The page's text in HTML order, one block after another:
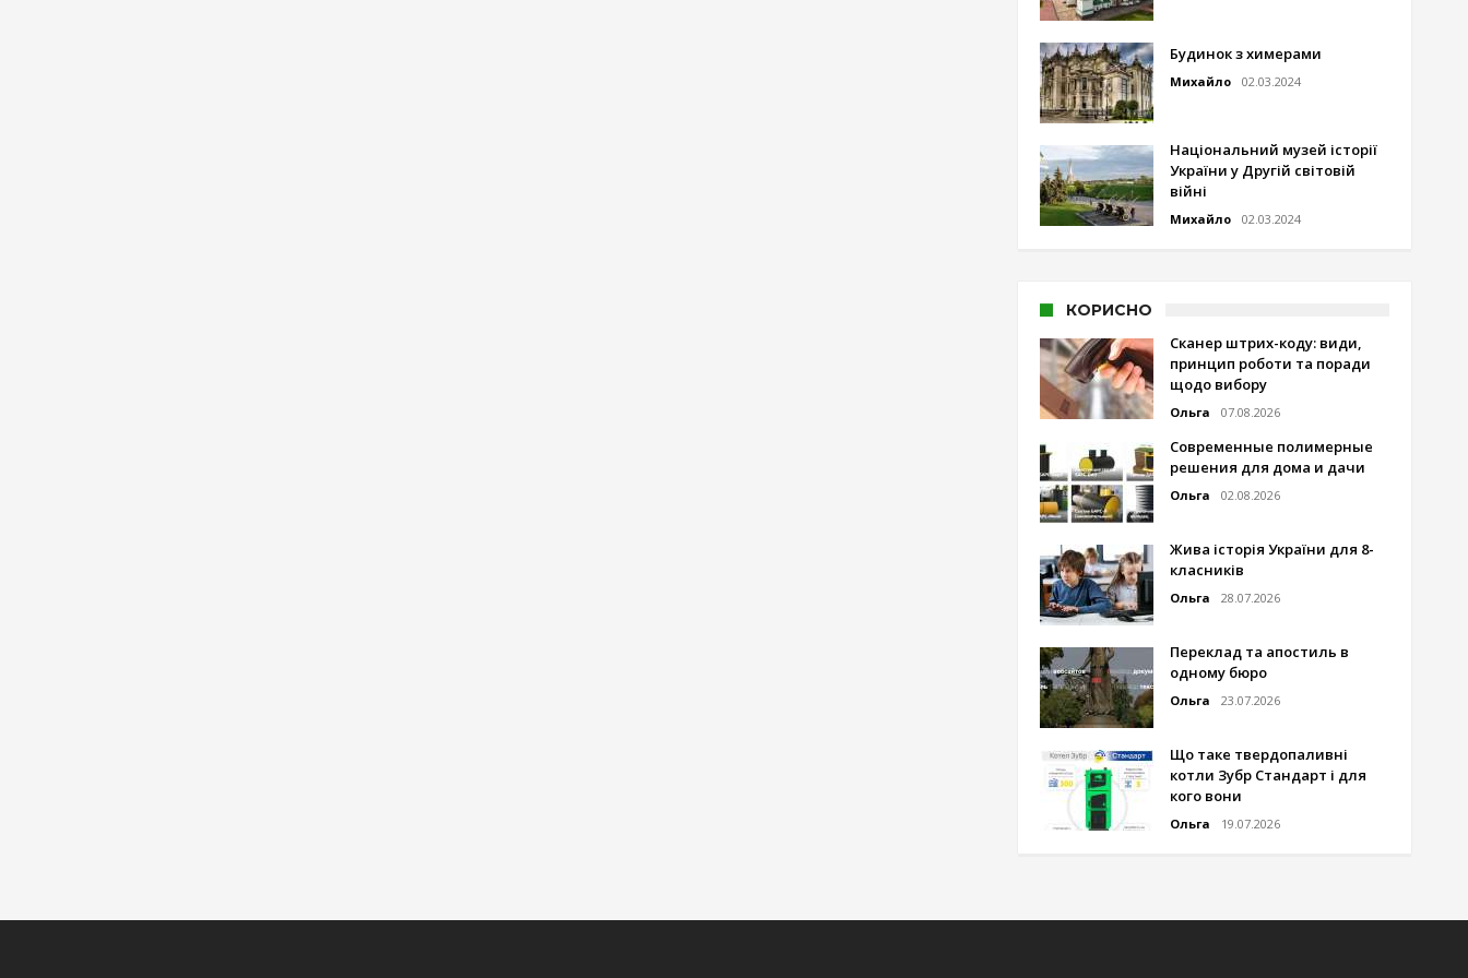
Будинок з химерами
Михайло 02.03.2024
Національний музей історії
України у Другій світовій
війні
Михайло 02.03.2024
КОРИСНО
Сканер штрих-коду: види,
принцип роботи та поради
щодо вибору
Ольга 07.08.2026
Современные полимерные
решения для дома и дачи
Ольга 02.08.2026
Жива історія України для 8-
класників
Ольга 28.07.2026
Переклад та апостиль в
одному бюро
Ольга 23.07.2026
Що таке твердопаливні
котли Зубр Стандарт і для
кого вони
Ольга 19.07.2026